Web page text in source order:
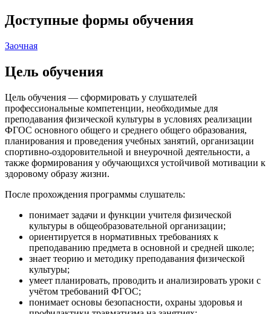
Доступные формы обучения
Заочная
Цель обучения
Цель обучения — сформировать у слушателей
профессиональные компетенции, необходимые для
преподавания физической культуры в условиях реализации
ФГОС основного общего и среднего общего образования,
планирования и проведения учебных занятий, организации
спортивно-оздоровительной и внеурочной деятельности, а
также формирования у обучающихся устойчивой мотивации к
здоровому образу жизни.
После прохождения программы слушатель:
понимает задачи и функции учителя физической
культуры в общеобразовательной организации;
ориентируется в нормативных требованиях к
преподаванию предмета в основной и средней школе;
знает теорию и методику преподавания физической
культуры;
умеет планировать, проводить и анализировать уроки с
учётом требований ФГОС;
понимает основы безопасности, охраны здоровья и